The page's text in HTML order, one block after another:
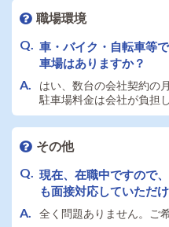
また、
・または駐車場完備＆代
はスタッフからも好評です
職場環境
車・バイク・自転車等
車場はありますか？
はい、数台の会社契約の
駐車場料金は会社が負担
その他
現在、在職中ですので
も面接対応していただ
全く問題ありません。ご